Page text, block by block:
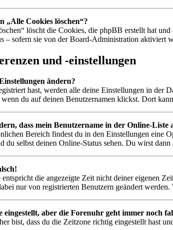
„Alle Cookies löschen“?
löscht die Cookies, die phpBB erstellt hat
– sofern sie von der Board-Administration
und -einstellungen
ändern?
hast, werden alle deine Einstellungen in der
wenn du auf deinen Benutzernamen klickst. Dort
dass mein Benutzername in der Online-Liste
Bereich findest du in den Einstellungen eine
du selbst deinen Online-Status sehen. Du wirst dann
die angezeigte Zeit nicht deiner eigenen
nur von registrierten Benutzern geändert
eingestellt, aber die Forenuhr geht immer noch
bist, dass du die Zeitzone richtig eingestellt hast